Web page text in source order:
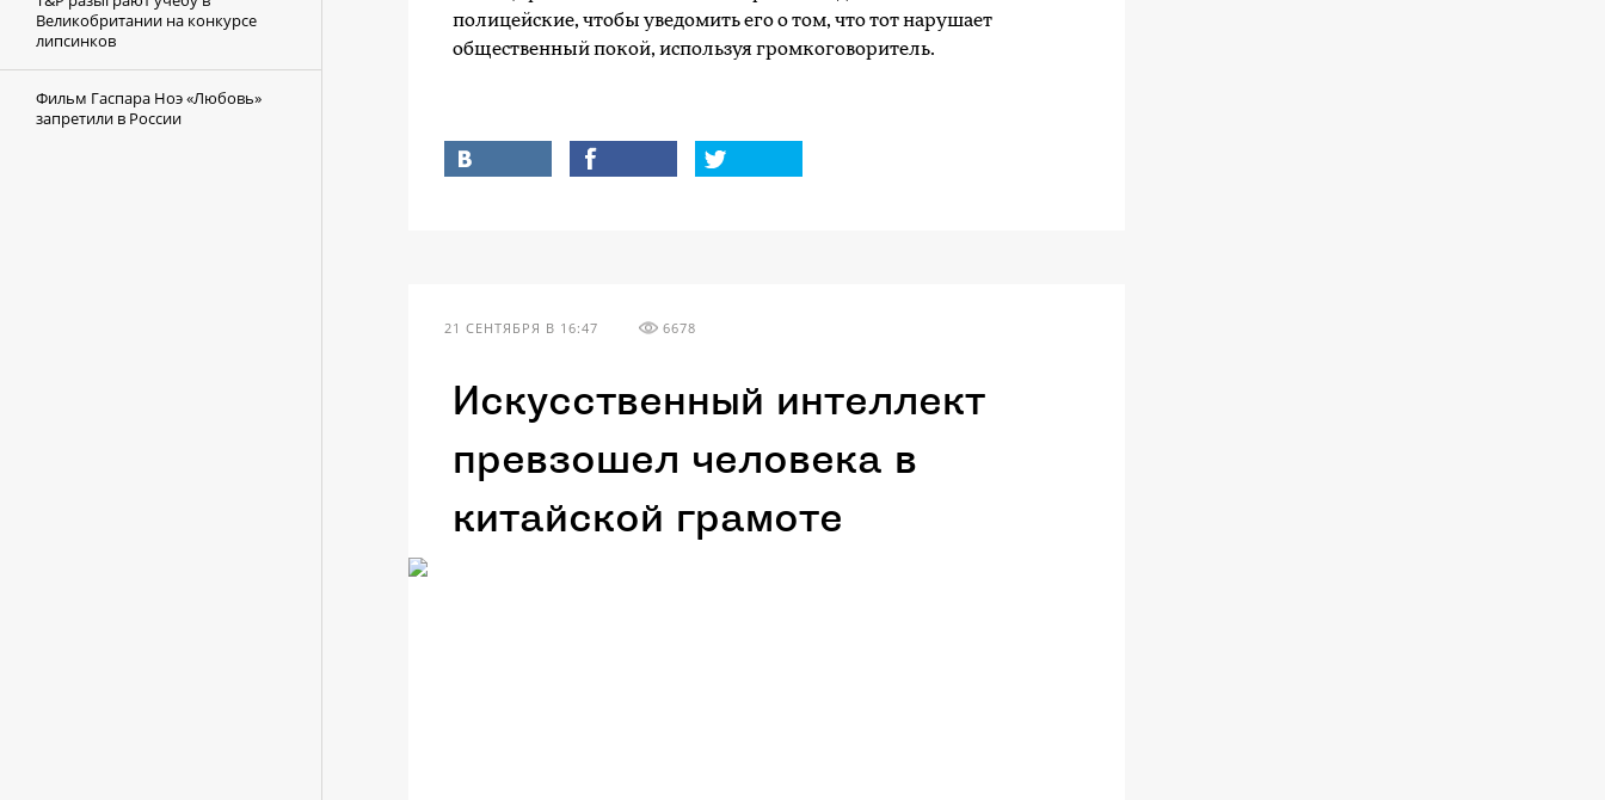
Великобритании на конкурсе
липсинков
Фильм Гаспара Ноэ «Любовь»
запретили в России
полицейские, чтобы уведомить его о том, что тот нарушает
общественный покой, используя громкоговоритель.
21 СЕНТЯБРЯ В 16:47 6678
Искусственный интеллект
превзошел человека в
китайской грамоте